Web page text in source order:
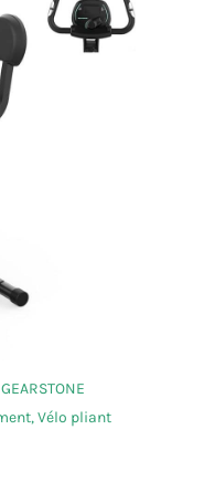
,Vélo pliant